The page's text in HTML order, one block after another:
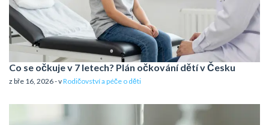
Co se očkuje v 7 letech? Plán očkování dětí v Česku
z bře 16, 2026 - vRodičovství a péče o děti